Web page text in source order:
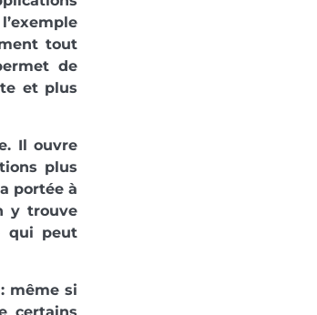
tout
de
et plus
Il ouvre
plus
portée à
y trouve
qui peut
même si